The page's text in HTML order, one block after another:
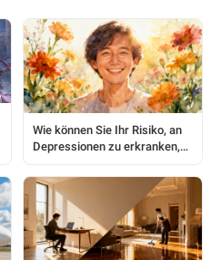
Wie können Sie Ihr Risiko, an
Depressionen zu erkranken,